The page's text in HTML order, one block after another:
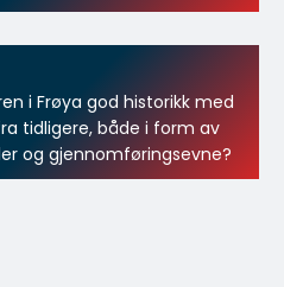
i Frøya god historikk med
tidligere, både i form av
og gjennomføringsevne?